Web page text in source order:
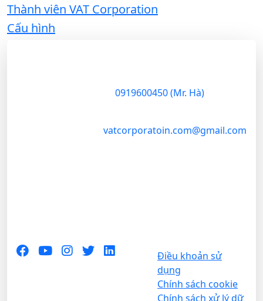
Thành viên VAT Corporation
Cấu hình
0919600450 (Mr. Hà)
vatcorporatoin.com@gmail.com
Điều khoản sử
dụng
Chính sách cookie
Chính sách xử lý dữ